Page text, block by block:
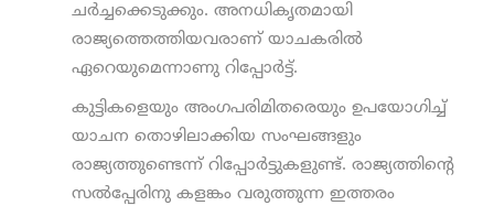
ചർച്ചക്കെടുക്കും. അനധികൃതമായി
രാജ്യത്തെത്തിയവരാണ് യാചകരിൽ
ഏറെയുമെന്നാണു റിപ്പോർട്ട്.
കുട്ടികളെയും അംഗപരിമിതരെയും ഉപയോഗിച്ച്
യാചന തൊഴിലാക്കിയ സംഘങ്ങളും
രാജ്യത്തുണ്ടെന്ന് റിപ്പോർട്ടുകളുണ്ട്. രാജ്യത്തിന്റെ
സൽപ്പേരിനു കളങ്കം വരുത്തുന്ന ഇത്തരം